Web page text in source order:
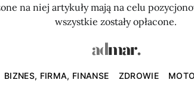
na niej artykuły mają na celu
wszystkie zostały opłacone.
BIZNES, FIRMA, FINANSE ZDROWIE